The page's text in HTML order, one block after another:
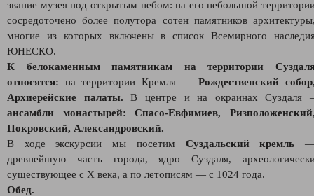
звание музея под открытым небом: на его небольшой
сосредоточено более полутора сотен памятников
многие из которых включены в список Всемирного
ЮНЕСКО.
К белокаменным памятникам на территории
относятся: на территории Кремля —Рождественский
Архиерейские палаты. В центре и на окраинах Суздаля
ансамбли монастырей: Спасо-Евфимиев,
Покровский, Александровский.
В ходе экскурсии мы посетим Суздальский кремль
древнейшую часть города, ядро Суздаля,
существующее с X века, а по летописям — с 1024 года.
Обед.